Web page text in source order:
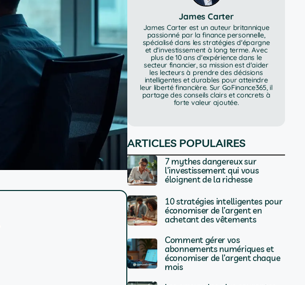
James Carter
James Carter est un auteur britannique
passionné par la finance personnelle,
spécialisé dans les stratégies d'épargne
et d'investissement à long terme. Avec
plus de 10 ans d'expérience dans le
secteur financier, sa mission est d'aider
les lecteurs à prendre des décisions
intelligentes et durables pour atteindre
leur liberté financière. Sur GoFinance365, il
partage des conseils clairs et concrets à
forte valeur ajoutée.
ARTICLES POPULAIRES
7 mythes dangereux sur
l’investissement qui vous
éloignent de la richesse
10 stratégies intelligentes pour
économiser de l’argent en
achetant des vêtements
Comment gérer vos
abonnements numériques et
économiser de l’argent chaque
mois